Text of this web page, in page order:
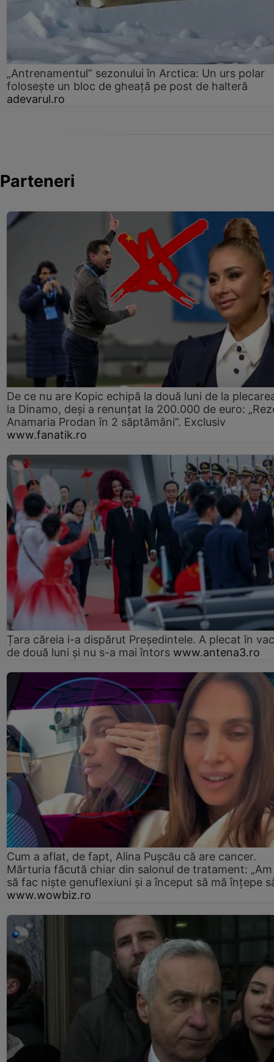
„Antrenamentul” sezonului în Arctica: Un urs polar
folosește un bloc de gheață pe post de halteră
adevarul.ro
Parteneri
De ce nu are Kopic echipă la două luni de la
la Dinamo, deși a renunțat la 200.000 de euro:
Anamaria Prodan în 2 săptămâni”. Exclusiv
www.fanatik.ro
Țara căreia i-a dispărut Președintele. A plecat în
de două luni și nu s-a mai întors www.antena3.ro
Cum a aflat, de fapt, Alina Pușcău că are cancer.
Mărturia făcută chiar din salonul de tratament:
să fac niște genuflexiuni și a început să mă înțepe
www.wowbiz.ro